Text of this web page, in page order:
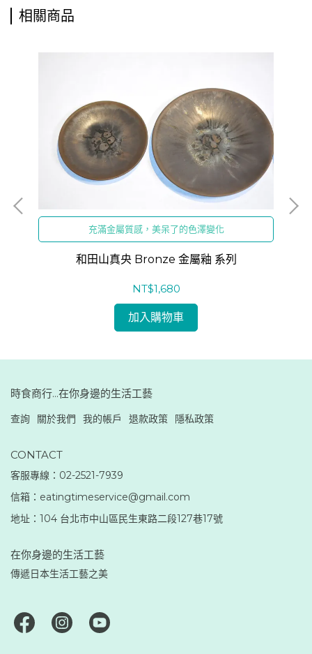
相關商品
充滿金屬質感，美呆了的色澤變化
和田山真央 Bronze 金屬釉 系列
NT$1,680
加入購物車
時食商行...在你身邊的生活工藝
查詢 關於我們 我的帳戶 退款政策 隱私政策
CONTACT
客服專線：02-2521-7939
信箱：eatingtimeservice@gmail.com
地址：104 台北市中山區民生東路二段127巷17號
在你身邊的生活工藝
傳遞日本生活工藝之美